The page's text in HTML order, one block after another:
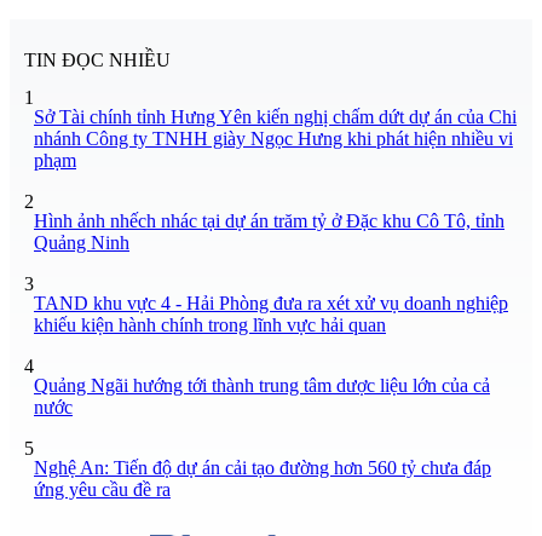
TIN ĐỌC NHIỀU
1
Sở Tài chính tỉnh Hưng Yên kiến nghị chấm dứt dự án của Chi
nhánh Công ty TNHH giày Ngọc Hưng khi phát hiện nhiều vi
phạm
2
Hình ảnh nhếch nhác tại dự án trăm tỷ ở Đặc khu Cô Tô, tỉnh
Quảng Ninh
3
TAND khu vực 4 - Hải Phòng đưa ra xét xử vụ doanh nghiệp
khiếu kiện hành chính trong lĩnh vực hải quan
4
Quảng Ngãi hướng tới thành trung tâm dược liệu lớn của cả
nước
5
Nghệ An: Tiến độ dự án cải tạo đường hơn 560 tỷ chưa đáp
ứng yêu cầu đề ra